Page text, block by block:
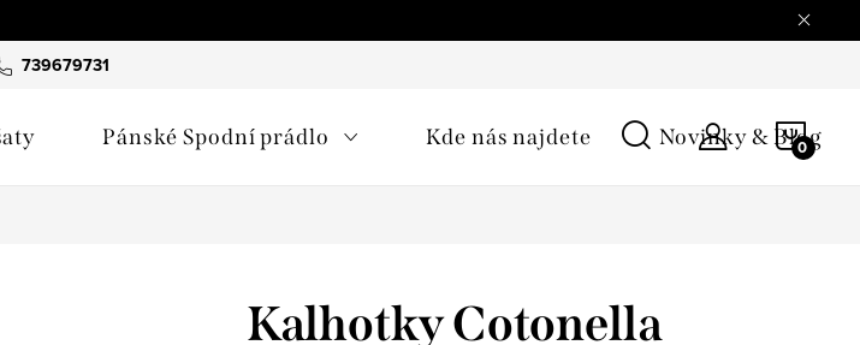
739679731
Pánské Spodní prádlo Kde nás najdete Novinky & Blog
Kalhotky Cotonella